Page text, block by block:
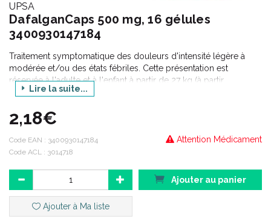
UPSA
DafalganCaps 500 mg, 16 gélules
3400930147184
Traitement symptomatique des douleurs d'intensité légère à
modérée et/ou des états fébriles. Cette présentation est
réservée à l'adulte et à l'enfant à partir de 27 kg (à partir
d'environ 8 ans).
Lire la suite...
2,18€
Attention Médicament
Code EAN : 3400930147184
Code ACL : 3014718
Ajouter au panier
Ajouter à Ma liste